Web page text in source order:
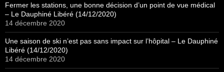
Fermer les stations, une bonne décision d’un point de vue médical
– Le Dauphiné Libéré (14/12/2020)
14 décembre 2020
Une saison de ski n’est pas sans impact sur l’hôpital – Le Dauphiné
Libéré (14/12/2020)
14 décembre 2020